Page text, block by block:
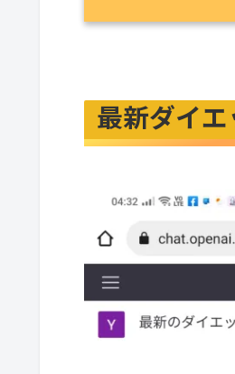
解説
科学的根拠につい
解説
AIさんから一言
AIの回答①
AIはダイエットに
最新ダイ